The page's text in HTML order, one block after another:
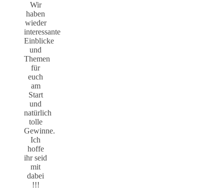
Wir
haben
wieder
interessante
Einblicke
und
Themen
für
euch
am
Start
und
natürlich
tolle
Gewinne.
Ich
hoffe
ihr seid
mit
dabei
!!!